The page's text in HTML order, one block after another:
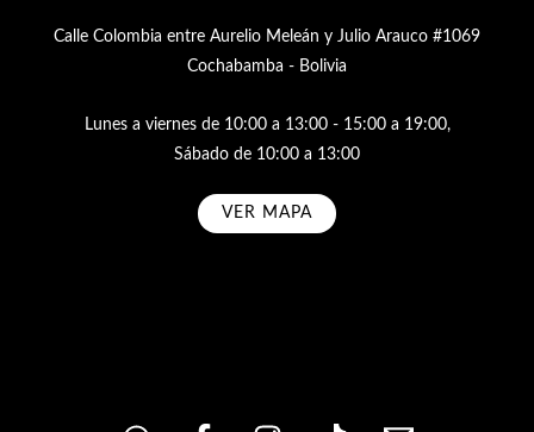
Calle Colombia entre Aurelio Meleán y Julio Arauco #1069
Cochabamba - Bolivia
Lunes a viernes de 10:00 a 13:00 - 15:00 a 19:00,
Sábado de 10:00 a 13:00
VER MAPA